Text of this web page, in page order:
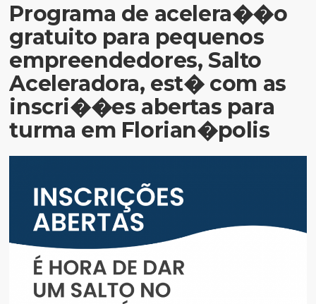
Programa de acelera��o
gratuito para pequenos
empreendedores, Salto
Aceleradora, est� com as
inscri��es abertas para
turma em Florian�polis